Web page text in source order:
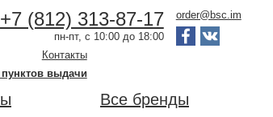
+7 (812) 313-87-17
пн-пт, с 10:00 до 18:00
Контакты
пунктов выдачи
order@bsc.im
Все бренды